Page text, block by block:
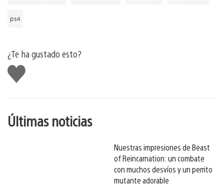
ps4
¿Te ha gustado esto?
Me
gusta
Últimas noticias
Nuestras impresiones de Beast
of Reincarnation: un combate
con muchos desvíos y un perrito
mutante adorable